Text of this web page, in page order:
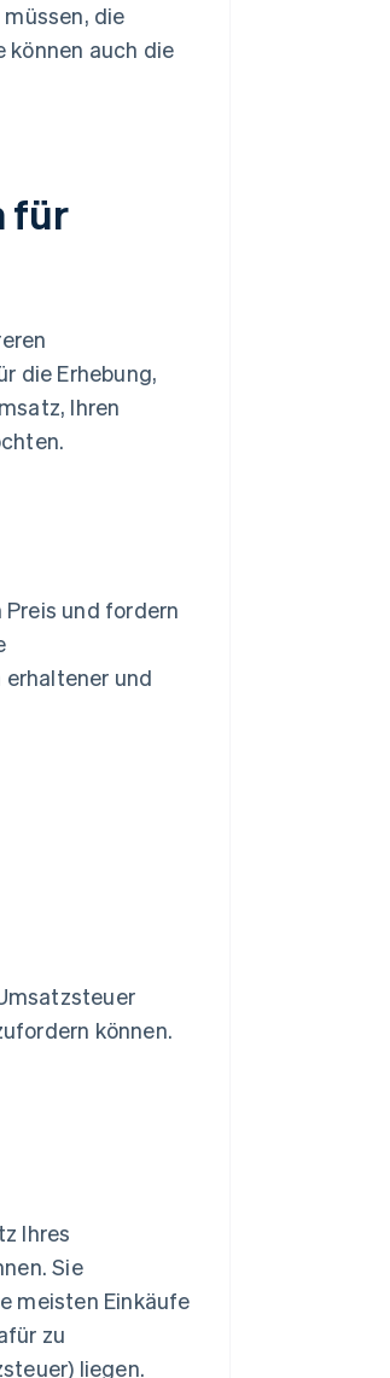
die
können auch die
für
die Erhebung,
Ihren
und fordern
und
können.
Ihres
Sie
meisten Einkäufe
zu
liegen.